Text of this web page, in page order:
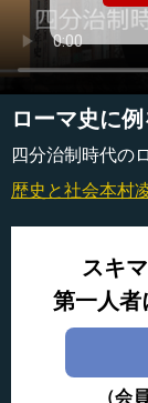
ローマ史に
四分治制時代の
歴史と社会本村
スキ
第一人者
（会